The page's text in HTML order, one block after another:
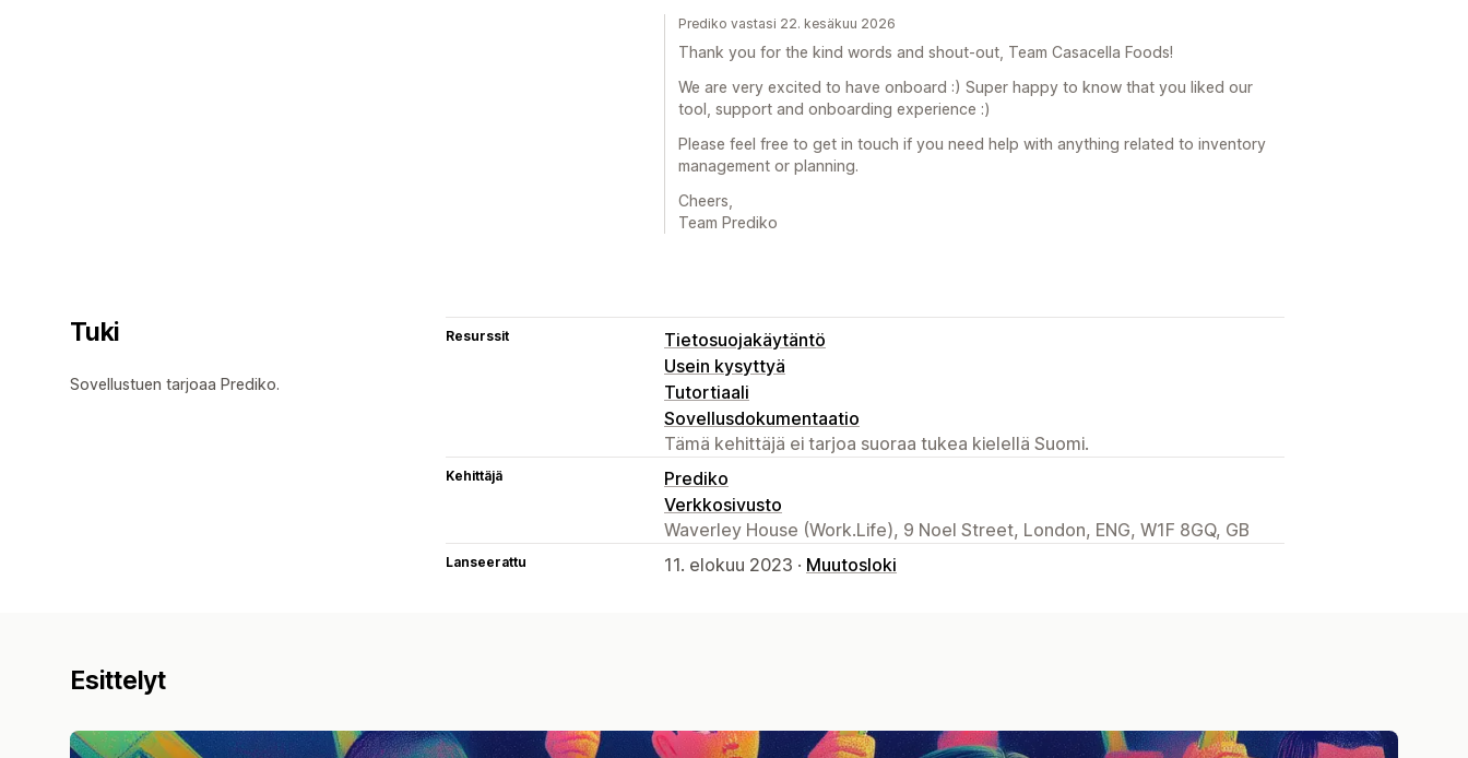
Prediko vastasi 22. kesäkuu 2026
Thank you for the kind words and shout-out, Team Casacella Foods!
We are very excited to have onboard :) Super happy to know that you liked our
tool, support and onboarding experience :)
Please feel free to get in touch if you need help with anything related to inventory
management or planning.
Cheers,
Team Prediko
Tuki
Sovellustuen tarjoaa Prediko.
Resurssit
Tietosuojakäytäntö
Usein kysyttyä
Tutortiaali
Sovellusdokumentaatio
Tämä kehittäjä ei tarjoa suoraa tukea kielellä Suomi.
Kehittäjä
Prediko
Verkkosivusto
Waverley House (Work.Life), 9 Noel Street, London, ENG, W1F 8GQ, GB
Lanseerattu 11. elokuu 2023 · Muutosloki
Esittelyt